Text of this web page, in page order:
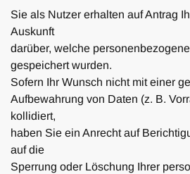
Sie als Nutzer erhalten auf Antrag
Auskunft
darüber, welche
gespeichert wurden.
Sofern Ihr Wunsch nicht mit einer
Aufbewahrung von Daten (z. B.
kollidiert,
haben Sie ein Anrecht auf
auf die
Sperrung oder Löschung Ihrer